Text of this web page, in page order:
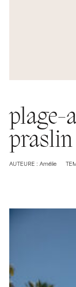
plage-
praslin
AUTEURE : Amélie